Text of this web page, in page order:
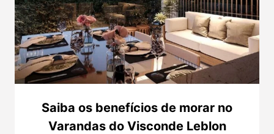
Saiba os benefícios de morar no
Varandas do Visconde Leblon